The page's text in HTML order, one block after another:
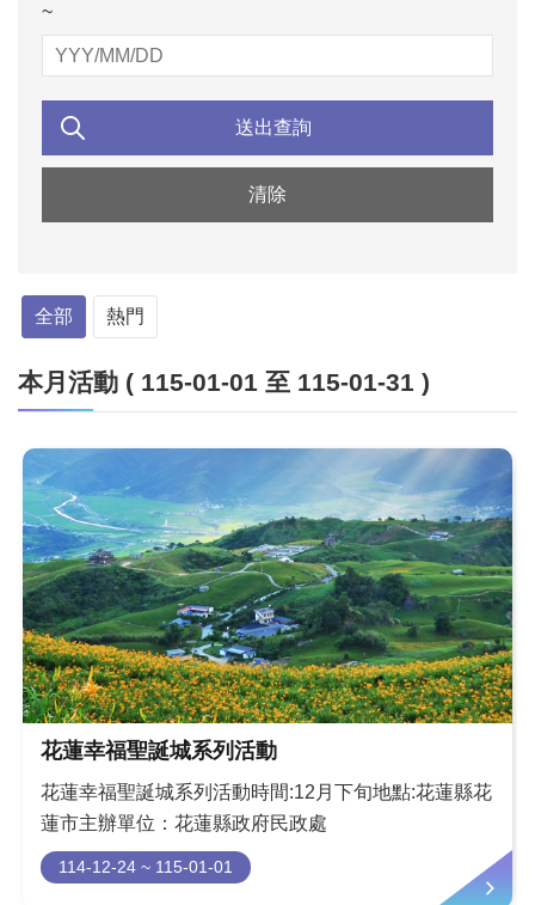
~
全部 熱門
本月活動 ( 115-01-01 至 115-01-31 )
花蓮幸福聖誕城系列活動
花蓮幸福聖誕城系列活動時間:12月下旬地點:花蓮縣花
蓮市主辦單位：花蓮縣政府民政處
114-12-24 ~ 115-01-01